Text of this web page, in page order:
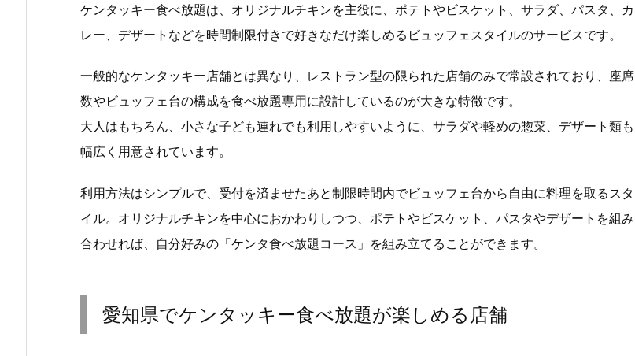
ケンタッキー食べ放題は、オリジナルチキンを主役に、ポテトやビスケット、サラダ、パスタ、カ
レー、デザートなどを時間制限付きで好きなだけ楽しめるビュッフェスタイルのサービスです。
一般的なケンタッキー店舗とは異なり、レストラン型の限られた店舗のみで常設されており、座席
数やビュッフェ台の構成を食べ放題専用に設計しているのが大きな特徴です。
大人はもちろん、小さな子ども連れでも利用しやすいように、サラダや軽めの惣菜、デザート類も
幅広く用意されています。
利用方法はシンプルで、受付を済ませたあと制限時間内でビュッフェ台から自由に料理を取るスタ
イル。オリジナルチキンを中心におかわりしつつ、ポテトやビスケット、パスタやデザートを組み
合わせれば、自分好みの「ケンタ食べ放題コース」を組み立てることができます。
愛知県でケンタッキー食べ放題が楽しめる店舗